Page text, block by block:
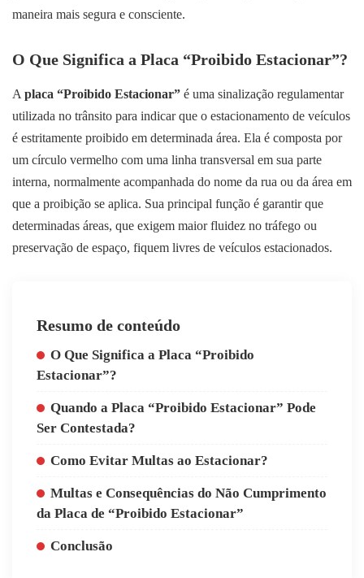
maneira mais segura e consciente.
O Que Significa a Placa “Proibido Estacionar”?
Aplaca “Proibido Estacionar” é uma sinalização regulamentar
utilizada no trânsito para indicar que o estacionamento de veículos
é estritamente proibido em determinada área. Ela é composta por
um círculo vermelho com uma linha transversal em sua parte
interna, normalmente acompanhada do nome da rua ou da área em
que a proibição se aplica. Sua principal função é garantir que
determinadas áreas, que exigem maior fluidez no tráfego ou
preservação de espaço, fiquem livres de veículos estacionados.
Resumo de conteúdo
O Que Significa a Placa “Proibido
Estacionar”?
Quando a Placa “Proibido Estacionar” Pode
Ser Contestada?
Como Evitar Multas ao Estacionar?
Multas e Consequências do Não Cumprimento
da Placa de “Proibido Estacionar”
Conclusão